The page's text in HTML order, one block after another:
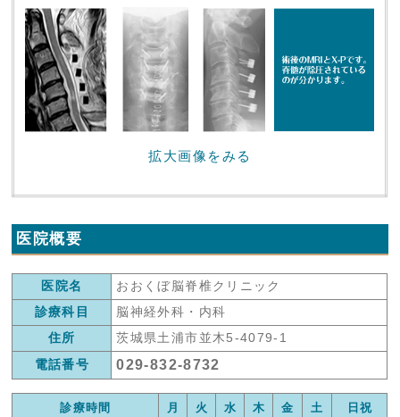
拡大画像をみる
医院概要
医院名
おおくぼ脳脊椎クリニック
診療科目
脳神経外科・内科
住所
茨城県土浦市並木5-4079-1
電話番号
029-832-8732
診療時間 月 火 水 木 金 土 日祝